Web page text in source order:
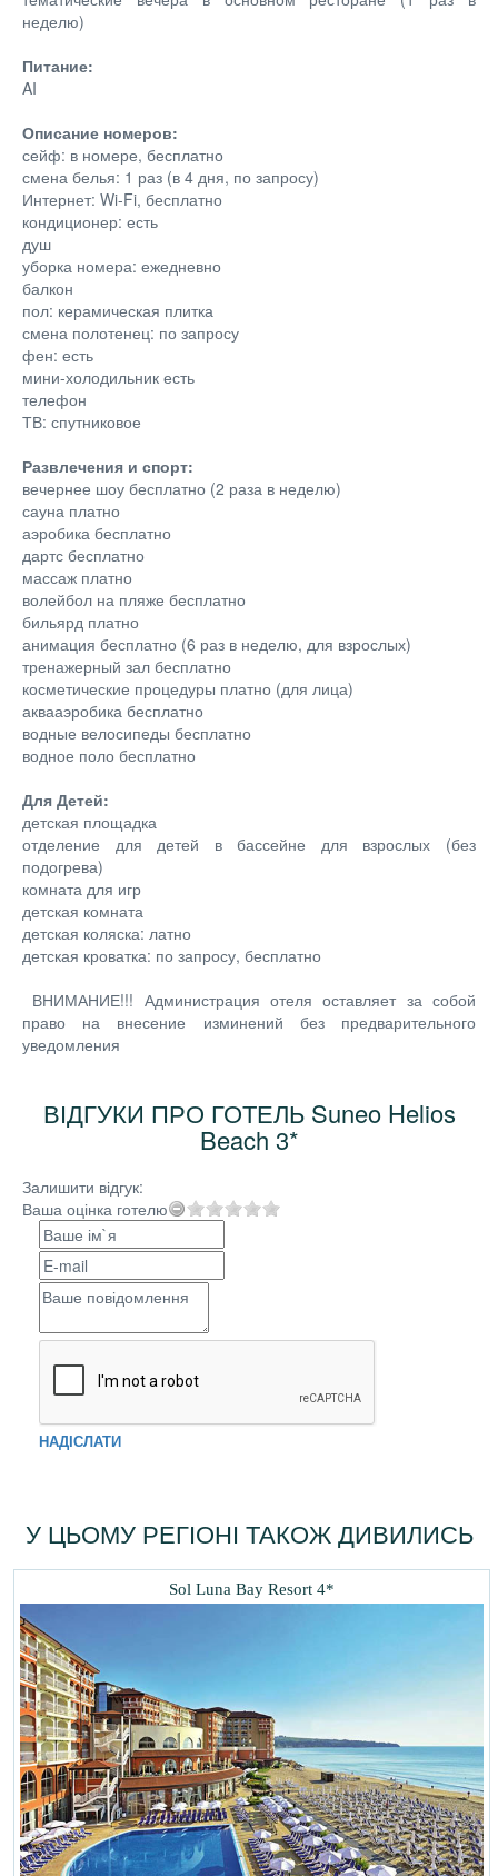
неделю)
Питание:
AI
Описание номеров:
сейф: в номере, бесплатно
смена белья: 1 раз (в 4 дня, по запросу)
Интернет: Wi-Fi, бесплатно
кондиционер: есть
душ
уборка номера: ежедневно
балкон
пол: керамическая плитка
смена полотенец: по запросу
фен: есть
мини-холодильник есть
телефон
ТВ: спутниковое
Развлечения и спорт:
вечернее шоу бесплатно (2 раза в неделю)
сауна платно
аэробика бесплатно
дартс бесплатно
массаж платно
волейбол на пляже бесплатно
бильярд платно
анимация бесплатно (6 раз в неделю, для взрослых)
тренажерный зал бесплатно
косметические процедуры платно (для лица)
аквааэробика бесплатно
водные велосипеды бесплатно
водное поло бесплатно
Для Детей:
детская площадка
отделение для детей в бассейне для взрослых (без
подогрева)
комната для игр
детская комната
детская коляска: латно
детская кроватка: по запросу, бесплатно
ВНИМАНИЕ!!! Администрация отеля оставляет за собой
право на внесение изминений без предварительного
уведомления
ВІДГУКИ ПРО ГОТЕЛЬ Suneo Helios
Beach 3*
Залишити відгук:
Ваша оцінка готелю
НАДІСЛАТИ
У ЦЬОМУ РЕГІОНІ ТАКОЖ ДИВИЛИСЬ
Sol Luna Bay Resort 4*